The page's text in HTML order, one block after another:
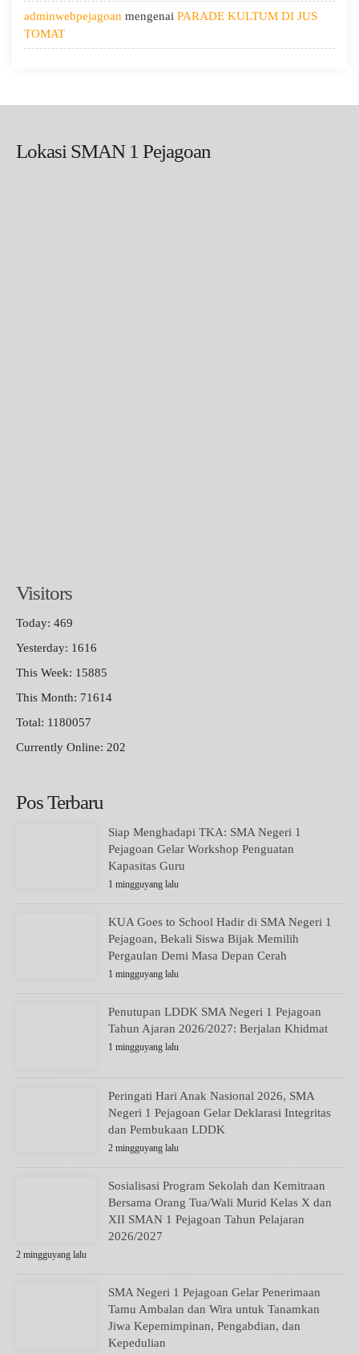
adminwebpejagoan mengenai PARADE KULTUM DI JUS
TOMAT
Lokasi SMAN 1 Pejagoan
Visitors
Today: 469
Yesterday: 1616
This Week: 15885
This Month: 71614
Total: 1180057
Currently Online: 202
Pos Terbaru
Siap Menghadapi TKA: SMA Negeri 1
Pejagoan Gelar Workshop Penguatan
Kapasitas Guru
1 mingguyang lalu
KUA Goes to School Hadir di SMA Negeri 1
Pejagoan, Bekali Siswa Bijak Memilih
Pergaulan Demi Masa Depan Cerah
1 mingguyang lalu
Penutupan LDDK SMA Negeri 1 Pejagoan
Tahun Ajaran 2026/2027: Berjalan Khidmat
1 mingguyang lalu
Peringati Hari Anak Nasional 2026, SMA
Negeri 1 Pejagoan Gelar Deklarasi Integritas
dan Pembukaan LDDK
2 mingguyang lalu
Sosialisasi Program Sekolah dan Kemitraan
Bersama Orang Tua/Wali Murid Kelas X dan
XII SMAN 1 Pejagoan Tahun Pelajaran
2026/2027
2 mingguyang lalu
SMA Negeri 1 Pejagoan Gelar Penerimaan
Tamu Ambalan dan Wira untuk Tanamkan
Jiwa Kepemimpinan, Pengabdian, dan
Kepedulian